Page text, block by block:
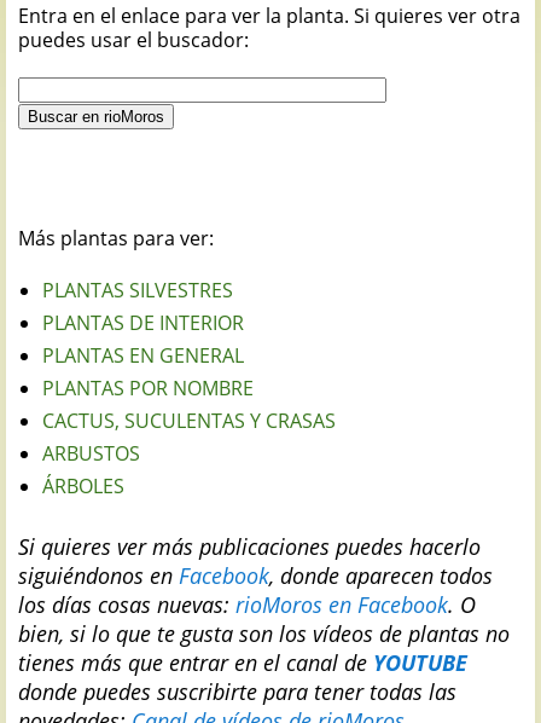
Entra en el enlace para ver la planta. Si quieres ver otra
puedes usar el buscador:
Más plantas para ver:
PLANTAS SILVESTRES
PLANTAS DE INTERIOR
PLANTAS EN GENERAL
PLANTAS POR NOMBRE
CACTUS, SUCULENTAS Y CRASAS
ARBUSTOS
ÁRBOLES
Si quieres ver más publicaciones puedes hacerlo
siguiéndonos en Facebook, donde aparecen todos
los días cosas nuevas: rioMoros en Facebook. O
bien, si lo que te gusta son los vídeos de plantas no
tienes más que entrar en el canal de YOUTUBE
donde puedes suscribirte para tener todas las